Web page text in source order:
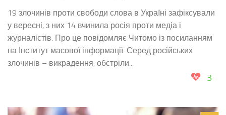
19 злочинів проти свободи слова в Україні зафіксували
у вересні, з них 14 вчинила росія проти медіа і
журналістів. Про це повідомляє Читомо із посиланням
на Інститут масової інформації. Серед російських
злочинів – викрадення, обстріли...
3